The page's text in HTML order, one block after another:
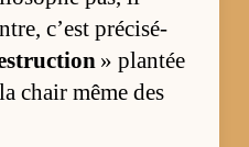
c’est pré­ci­sé­
» plan­tée
chair même des